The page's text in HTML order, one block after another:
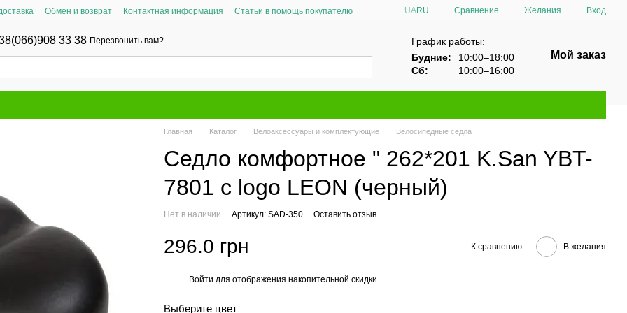
Обмен и возврат Контактная информация
Статьи в помощь покупателю
UARU Сравнение Желания Вход
33 38 Перезвонить вам?
График работы:
Будние:
10:00–18:00
Сб:
10:00–16:00
Мой заказ
Главная Каталог Велоаксессуары и комплектующие Велосипедные седла
Седло комфортное " 262*201 K.San YBT-
7801 c logo LEON (черный)
Нет в наличии Артикул: SAD-350 Оставить отзыв
296.0 грн К сравнению В желания
Войти для отображения накопительной скидки
Выберите цвет